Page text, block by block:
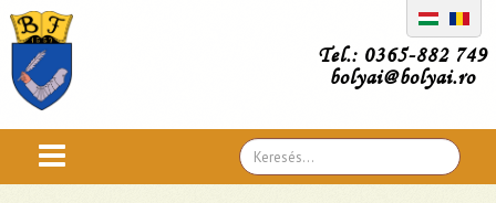
Tel.: 0365-882 749
bolyai@bolyai.ro
Search
...